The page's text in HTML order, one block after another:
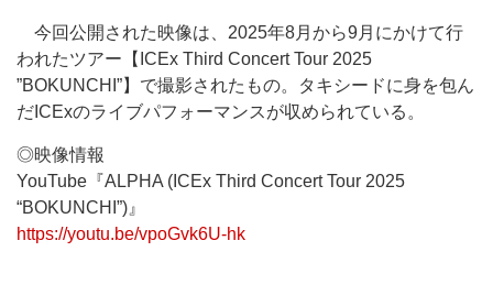
今回公開された映像は、2025年8月から9月にかけて行
われたツアー【ICEx Third Concert Tour 2025
”BOKUNCHI”】で撮影されたもの。タキシードに身を包ん
だICExのライブパフォーマンスが収められている。
◎映像情報
YouTube『ALPHA (ICEx Third Concert Tour 2025
“BOKUNCHI”)』
https://youtu.be/vpoGvk6U-hk